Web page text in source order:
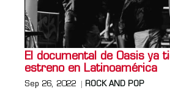
El documental de Oasis ya
estreno en Latinoamérica
Sep 26, 2022 ROCK AND POP